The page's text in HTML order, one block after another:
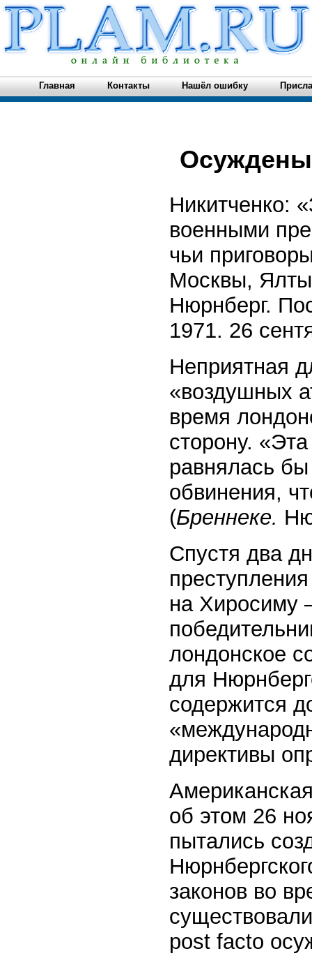
Главная Контакты Нашёл ошибку
Никитченко:
военными
чьи
Москвы, Ялты
Нюрнберг.
1971. 26
Неприятная
«воздушных
время
сторону.
равнялась
обвинения,
(Бреннеке.
Спустя два
на Хиросиму
лондонское
для
содержится
директивы
об этом 26
пытались
законов во
post facto